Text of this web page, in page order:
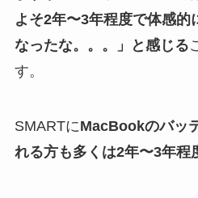
よそ2年〜3年程度で体感的
なったな。。。」と感じる
す。
SMARTにMacBookのバッ
れる方も多くは2年〜3年程